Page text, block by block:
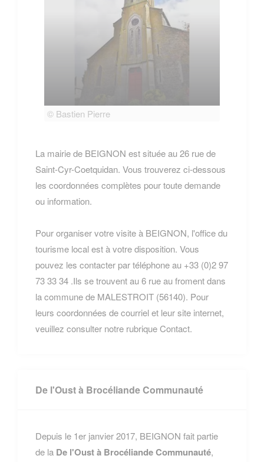
© Bastien Pierre
La mairie de BEIGNON est située au 26 rue de
Saint-Cyr-Coetquidan. Vous trouverez ci-dessous
les coordonnées complètes pour toute demande
ou information.
Pour organiser votre visite à BEIGNON, l'office du
tourisme local est à votre disposition. Vous
pouvez les contacter par téléphone au +33 (0)2 97
73 33 34 .Ils se trouvent au 6 rue au froment dans
la commune de MALESTROIT (56140). Pour
leurs coordonnées de courriel et leur site internet,
veuillez consulter notre rubrique Contact.
De l'Oust à Brocéliande Communauté
Depuis le 1er janvier 2017, BEIGNON fait partie
de la De l'Oust à Brocéliande Communauté,